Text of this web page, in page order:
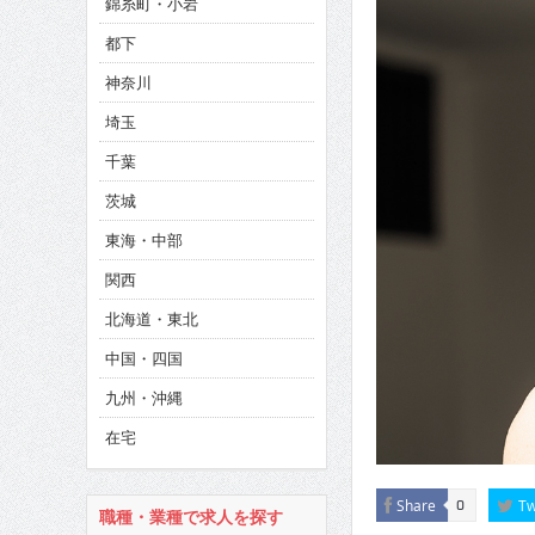
CINEMA×STYLE 285号
CINEMA×STYLE 294号
CINEMA×STYLE 293号
Share 0
都下
神奈川
埼玉
千葉
茨城
東海・中部
関西
北海道・東北
中国・四国
九州・沖縄
在宅
職種・業種で求人を探す